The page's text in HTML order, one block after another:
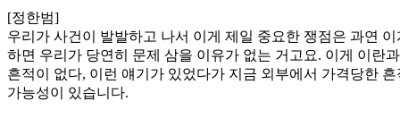
[정한범]
우리가 사건이 발발하고 나서 이게 제일 중요한 쟁점은 과연
하면 우리가 당연히 문제 삼을 이유가 없는 거고요. 이게 이란
흔적이 없다, 이런 얘기가 있었다가 지금 외부에서 가격당한
가능성이 있습니다.